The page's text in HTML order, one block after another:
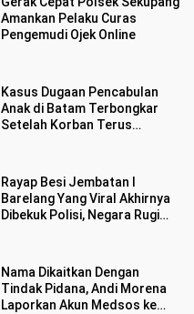
Amankan Pelaku Curas
Pengemudi Ojek Online
Kasus Dugaan Pencabulan
Anak di Batam Terbongkar
Setelah Korban Terus
Rayap Besi Jembatan I
Barelang Yang Viral Akhirnya
Dibekuk Polisi, Negara Rugi
Nama Dikaitkan Dengan
Tindak Pidana, Andi Morena
Laporkan Akun Medsos ke